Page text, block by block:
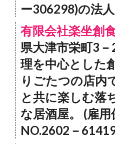
ー306298)の法人
有限会社楽坐創
県大津市栄町3
理を中心とした
りごたつの店内
と共に楽しむ落
な居酒屋。 (雇
NO.2602－